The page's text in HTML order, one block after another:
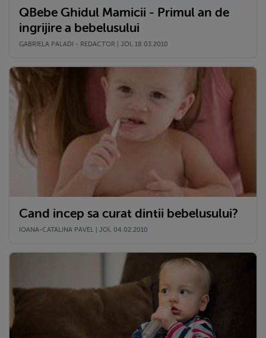
QBebe Ghidul Mamicii - Primul an de
ingrijire a bebelusului
GABRIELA PALADI - REDACTOR | JOI, 18.03.2010
Cand incep sa curat dintii bebelusului?
IOANA-CATALINA PAVEL | JOI, 04.02.2010